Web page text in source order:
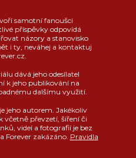
samotní fanoušci
příspěvky odpovídá
názory a stanovisko
i ty, neváhej a kontaktuj
dává jeho odesílatel
k jeho publikování na
dalšímu využití.
jeho autorem. Jakékoliv
včetně převzetí, šíření či
videí a fotografií je bez
Forever zakázáno. Pravidla